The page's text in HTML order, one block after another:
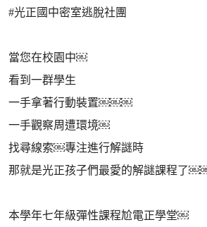
#光正國中密室逃脫社團
當您在校園中￼
看到一群學生
一手拿著行動裝置￼￼￼
一手觀察周遭環境￼
找尋線索￼專注進行解謎時
那就是光正孩子們最愛的解謎課程了
本學年七年級彈性課程尬電正學堂￼